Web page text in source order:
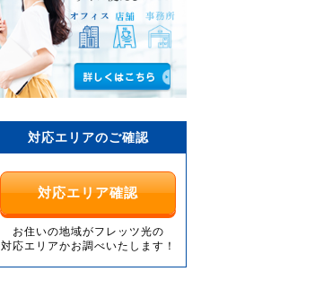
対応エリアのご確認
対応エリア確認
お住いの地域がフレッツ光の
対応エリアかお調べいたします！